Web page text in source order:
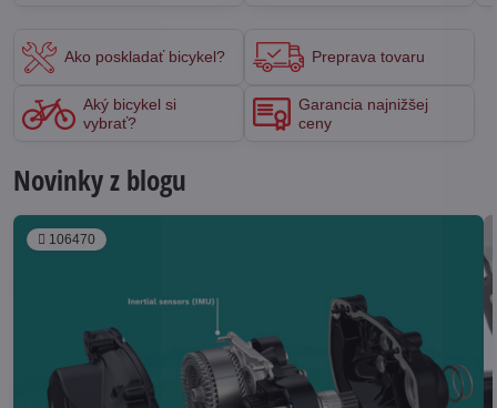
Novinky z blogu
106470
Ako poskladať bicykel? Preprava tovaru
Aký bicykel si
vybrať?
Garancia najnižšej
ceny